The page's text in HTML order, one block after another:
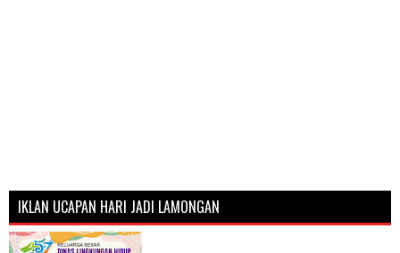
IKLAN UCAPAN HARI JADI LAMONGAN